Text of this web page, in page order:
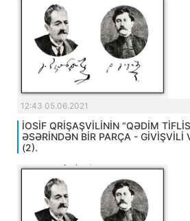
12:43 05.06.2021
İOSİF QRİŞAŞVİLİNİN “QƏDİM
ƏSƏRİNDƏN BİR PARÇA - GİVİŞVİLİ
(2).